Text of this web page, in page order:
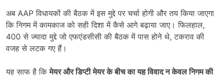
अब AAP विधायकों की बैठक में इस मुद्दे पर चर्चा होगी और तय किया जाएगा
कि निगम में कामकाज को सही दिशा में कैसे आगे बढ़ाया जाए। फिलहाल,
400 से ज्यादा मुद्दे जो एफएंडसीसी की बैठक में पास होने थे, टकराव की
वजह से लटक गए हैं।
यह साफ है किमेयर और डिप्टी मेयर के बीच का यह विवाद न केवल निगम की